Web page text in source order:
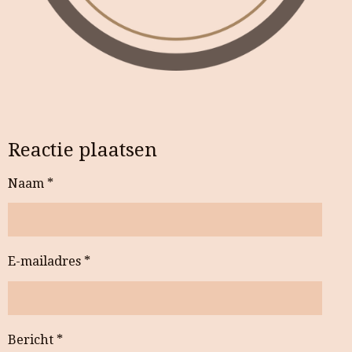
Reactie plaatsen
Naam *
E-mailadres *
Bericht *